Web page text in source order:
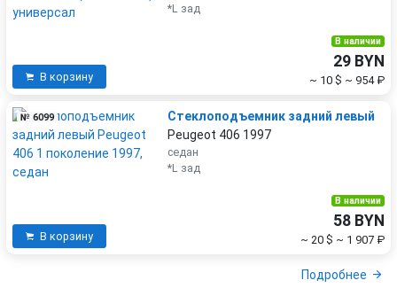
*L зад
В корзину
В наличии
29 BYN
~ 10 $ ~ 954 ₽
№ 6099
Стеклоподъемник задний левый
Peugeot 406 1997
седан
*L зад
В корзину
В наличии
58 BYN
~ 20 $ ~ 1 907 ₽
Подробнее